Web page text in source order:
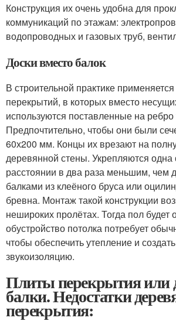
Конструкция их очень удобна для
коммуникаций по этажам:
водопроводных и газовых труб,
Доски вместо балок
В строительной практике
перекрытий, в которых вместо
используются поставленные на ребро
Предпочтительно, чтобы они были
60х200 мм. Концы их врезают на
деревянной стены. Укрепляются одна
расстоянии в два раза меньшим, чем
балками из клеёного бруса или
бревна. Монтаж такой конструкции
нешироких пролётах. Тогда пол будет
обустройство потолка потребует
чтобы обеспечить утепление и
звукоизоляцию.
Плиты перекрытия или
балки. Недостатки
перекрытия: